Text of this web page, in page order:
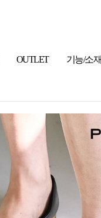
OUTLET 기능/소